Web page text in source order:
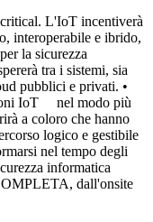
L'IoT incentiverà
interoperabile e ibrido,
la sicurezza
tra i sistemi, sia
pubblici e privati. •
IoT nel modo più
a coloro che hanno
logico e gestibile
nel tempo degli
informatica
dall'onsite